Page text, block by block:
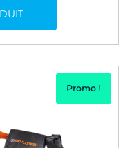
Promo !